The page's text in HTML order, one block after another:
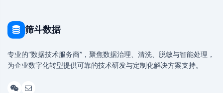
筛斗数据
专业的“数据技术服务商”，聚焦数据治理、清洗、脱敏与智能处理，
为企业数字化转型提供可靠的技术研发与定制化解决方案支持。